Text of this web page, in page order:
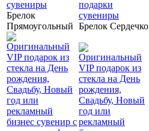
Брелок
Прямоугольный Брелок Сердечко